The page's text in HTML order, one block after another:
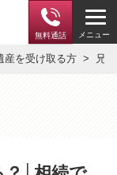
無料通話 メニュー
産を受け取る方 兄